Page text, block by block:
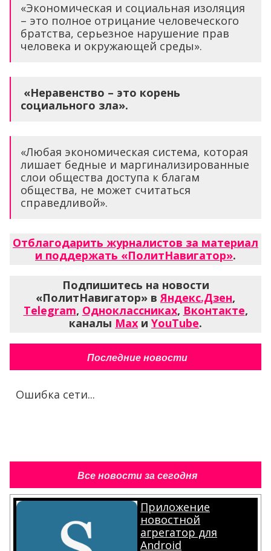
«Экономическая и социальная изоляция
– это полное отрицание человеческого
братства, серьезное нарушение прав
человека и окружающей среды».
«Неравенство – это корень
социального зла».
«Любая экономическая система, которая
лишает бедные и маргинализированные
слои общества доступа к благам
общества, не может считаться
справедливой».
Отблагодарить журналистов за материал
и поддержать «ПолитНавигатор».
Подпишитесь на новости
«ПолитНавигатор» вЯндекс.Дзен,
Telegram, Одноклассниках, Вконтакте,
каналы Max и YouTube.
Последние новости
Ошибка сети...
Все новости за сегодня
Приложение
новостной
агрегатор для
Android